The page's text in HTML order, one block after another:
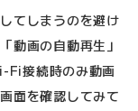
てしまうのを避け
動画の自動再生」
Fi接続時のみ動画
面を確認してみて